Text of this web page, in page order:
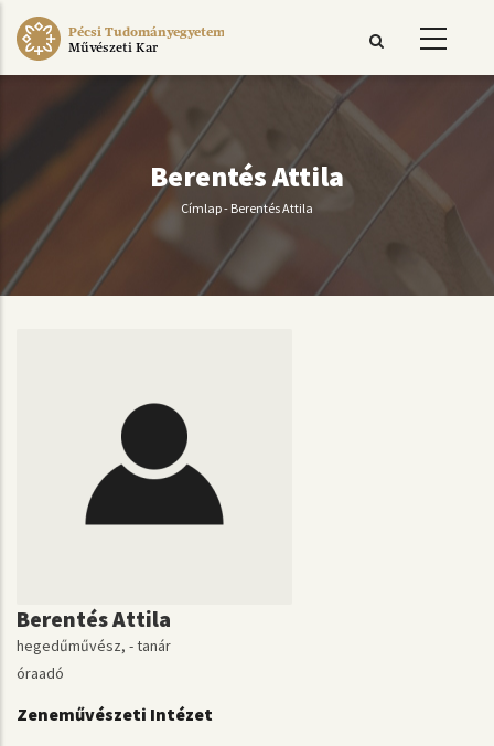
Ugrás
Pécsi Tudományegyetem
Művészeti Kar
Berentés Attila
Morzsa
Címlap- Berentés Attila
Berentés Attila
hegedűművész, - tanár
óraadó
Zeneművészeti Intézet